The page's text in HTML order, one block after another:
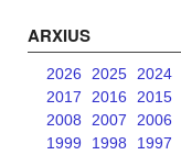
ARXIUS
2026 2025 2024
2017
2016 2015
2008
2007 2006
1999
1998 1997